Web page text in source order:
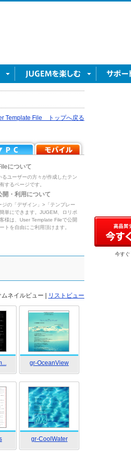
Template File トップへ戻る
について
るユーザーの方々が作成したテン
するページです。
開・利用について
ジの「デザイン」>「テンプレー
単にできます。JUGEM、ロリポ
様は、User Template Fileで公開
トを自由にご利用頂けます。
ムネイルビュー | リストビュー
gr-OceanView
gr-CoolWater
今すぐ